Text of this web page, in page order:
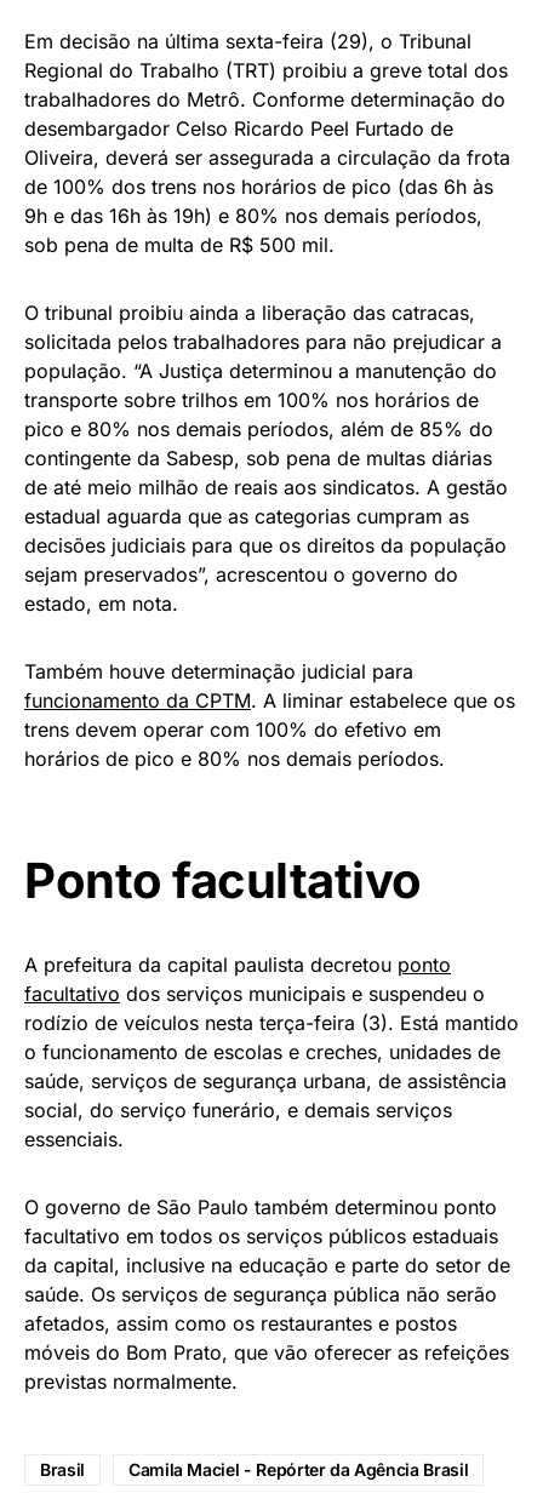
Em decisão na última sexta-feira (29), o Tribunal
Regional do Trabalho (TRT) proibiu a greve total dos
trabalhadores do Metrô. Conforme determinação do
desembargador Celso Ricardo Peel Furtado de
Oliveira, deverá ser assegurada a circulação da frota
de 100% dos trens nos horários de pico (das 6h às
9h e das 16h às 19h) e 80% nos demais períodos,
sob pena de multa de R$ 500 mil.
O tribunal proibiu ainda a liberação das catracas,
solicitada pelos trabalhadores para não prejudicar a
população. “A Justiça determinou a manutenção do
transporte sobre trilhos em 100% nos horários de
pico e 80% nos demais períodos, além de 85% do
contingente da Sabesp, sob pena de multas diárias
de até meio milhão de reais aos sindicatos. A gestão
estadual aguarda que as categorias cumpram as
decisões judiciais para que os direitos da população
sejam preservados”, acrescentou o governo do
estado, em nota.
Também houve determinação judicial para
funcionamento da CPTM. A liminar estabelece que os
trens devem operar com 100% do efetivo em
horários de pico e 80% nos demais períodos.
Ponto facultativo
A prefeitura da capital paulista decretou ponto
facultativo dos serviços municipais e suspendeu o
rodízio de veículos nesta terça-feira (3). Está mantido
o funcionamento de escolas e creches, unidades de
saúde, serviços de segurança urbana, de assistência
social, do serviço funerário, e demais serviços
essenciais.
O governo de São Paulo também determinou ponto
facultativo em todos os serviços públicos estaduais
da capital, inclusive na educação e parte do setor de
saúde. Os serviços de segurança pública não serão
afetados, assim como os restaurantes e postos
móveis do Bom Prato, que vão oferecer as refeições
previstas normalmente.
Brasil Camila Maciel - Repórter da Agência Brasil